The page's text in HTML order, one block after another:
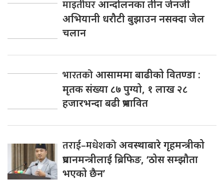
माइतीघरआन्दोलनका तीन जेनजी
अभियानी धरौटी बुझाउन नसक्दा जेल
चलान
भारतकोआसाममा बाढीको वितण्डा :
मृतक संख्या ८७ पुग्यो, १ लाख २८
हजारभन्दा बढी प्रभावित
तराई–मधेशकोअवस्थाबारे गृहमन्त्रीको
प्रधानमन्त्रीलाई ब्रिफिङ, ‘ठोस सम्झौता
भएको छैन’